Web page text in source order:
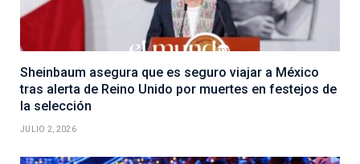
Sheinbaum asegura que es seguro viajar a México
tras alerta de Reino Unido por muertes en festejos de
la selección
JULIO 2, 2026